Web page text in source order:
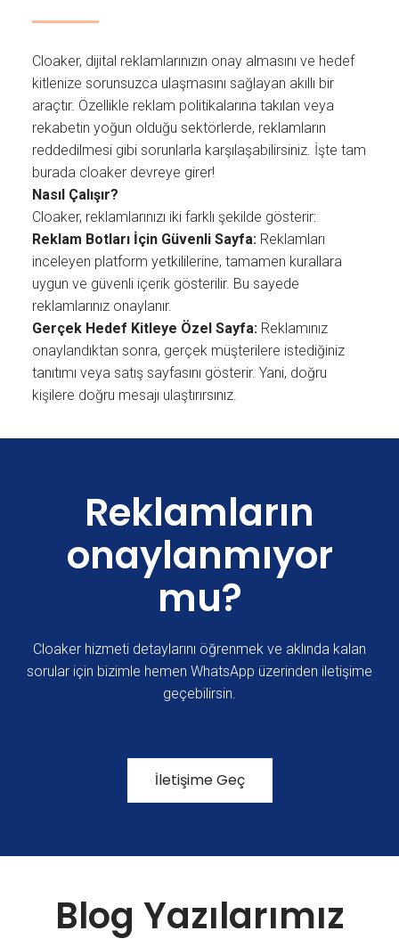
Cloaker, dijital reklamlarınızın onay almasını ve hedef
kitlenize sorunsuzca ulaşmasını sağlayan akıllı bir
araçtır. Özellikle reklam politikalarına takılan veya
rekabetin yoğun olduğu sektörlerde, reklamların
reddedilmesi gibi sorunlarla karşılaşabilirsiniz. İşte tam
burada cloaker devreye girer!
Nasıl Çalışır?
Cloaker, reklamlarınızı iki farklı şekilde gösterir:
Reklam Botları İçin Güvenli Sayfa:Reklamları
inceleyen platform yetkililerine, tamamen kurallara
uygun ve güvenli içerik gösterilir. Bu sayede
reklamlarınız onaylanır.
Gerçek Hedef Kitleye Özel Sayfa:Reklamınız
onaylandıktan sonra, gerçek müşterilere istediğiniz
tanıtımı veya satış sayfasını gösterir. Yani, doğru
kişilere doğru mesajı ulaştırırsınız.
Reklamların
onaylanmıyor
mu?
Cloaker hizmeti detaylarını öğrenmek ve aklında kalan
sorular için bizimle hemen WhatsApp üzerinden iletişime
geçebilirsin.
İletişime Geç
Blog Yazılarımız